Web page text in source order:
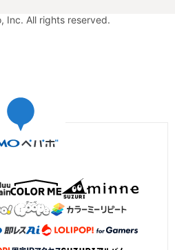
Inc. All rights reserved.